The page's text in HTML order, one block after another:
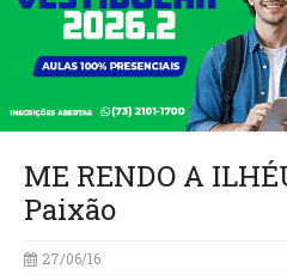
ME RENDO A
Paixão
27/06/16